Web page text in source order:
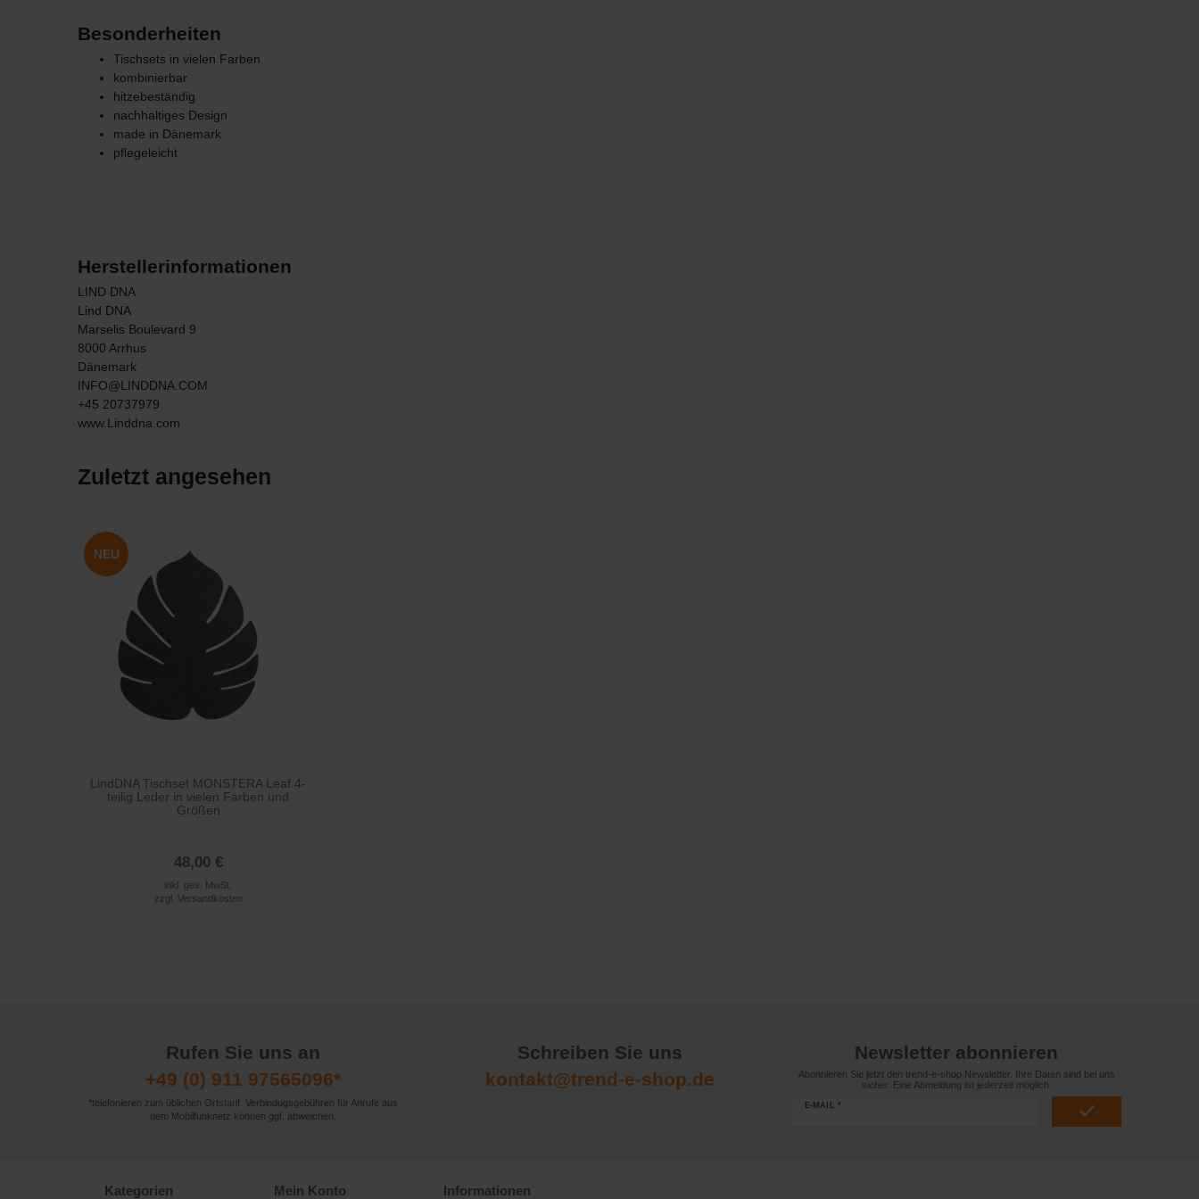
Besonderheiten
Tischsets in vielen Farben
kombinierbar
hitzebeständig
nachhaltiges Design
made in Dänemark
pflegeleicht
Herstellerinformationen
LIND DNA
Lind DNA
Marselis Boulevard 9
8000 Arrhus
Dänemark
INFO@LINDDNA.COM
+45 20737979
www.Linddna.com
Zuletzt angesehen
NEU
LindDNA Tischset MONSTERA Leaf 4-
teilig Leder in vielen Farben und
Größen
48,00 €
inkl. ges. MwSt.
zzgl. Versandkosten
Rufen Sie uns an
+49 (0) 911 97565096*
*telefonieren zum üblichen Ortstarif. Verbindugsgebühren für Anrufe aus
dem Mobilfunknetz können ggf. abweichen.
Schreiben Sie uns
kontakt@trend-e-shop.de
Newsletter abonnieren
Abonnieren Sie jetzt den trend-e-shop Newsletter. Ihre Daten sind bei uns
sicher. Eine Abmeldung ist jederzeit möglich.
E-MAIL *
Kategorien Mein Konto Informationen